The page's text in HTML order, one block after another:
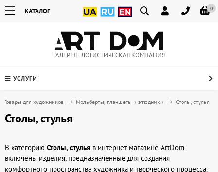
0
КАТАЛОГ
ГАЛЕРЕЯ | ЛОГИСТИЧЕСКАЯ КОМПАНИЯ
УСЛУГИ
Товары для художников Мольберты, планшеты и этюдники Столы, стулья
Столы, стулья
В категорию Столы, стулья в интернет-магазине ArtDom
включены изделия, предназначенные для создания
комфортного пространства художника и творческого процесса.